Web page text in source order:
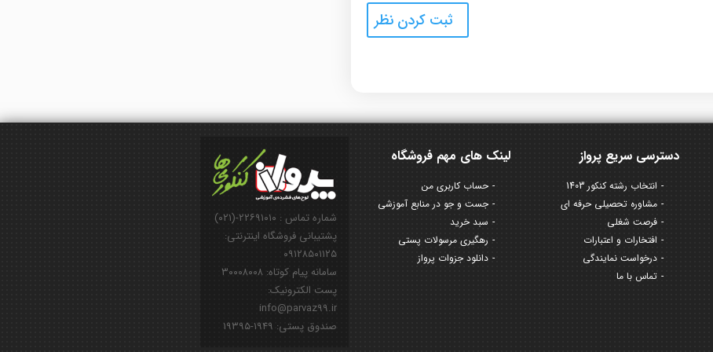
شماره تماس : ۲۲۶۹۱۰۱۰-(۰۲۱)
پشتیبانی فروشگاه اینترنتی:
۰۹۱۲۸۵۰۱۱۲۵
سامانه پیام کوتاه: ۳۰۰۰۸۰۰۸
پست الکترونیک:
info@parvaz99.ir
صندوق پستی: ۱۹۴۹-۱۹۳۹۵
لینک های مهم فروشگاه
حساب کاربری من
جست و جو در منابع آموزشی
سبد خرید
رهگیری مرسولات پستی
دانلود جزوات پرواز
دسترسی سریع پرواز
انتخاب رشته کنکور 1403
مشاوره تحصیلی حرفه ای
فرصت شغلی
افتخارات و اعتبارات
درخواست نمایندگی
تماس با ما